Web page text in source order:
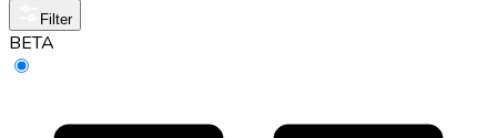
Filter
BETA